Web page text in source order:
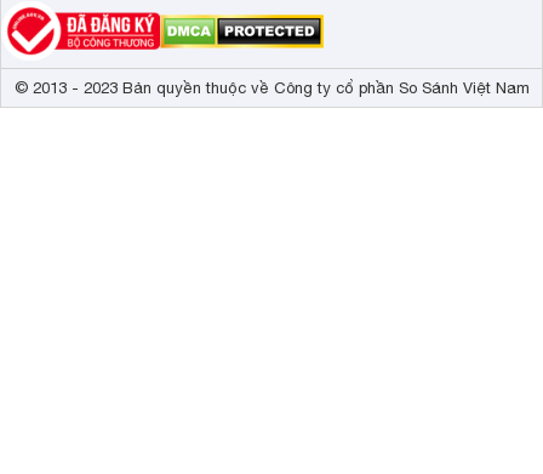
© 2013 - 2023 Bản quyền thuộc về Công ty cổ phần So Sánh Việt Nam